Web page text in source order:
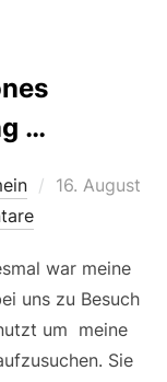
…
Veröffentlicht
16. August
war meine
uns zu Besuch
um meine
Sie